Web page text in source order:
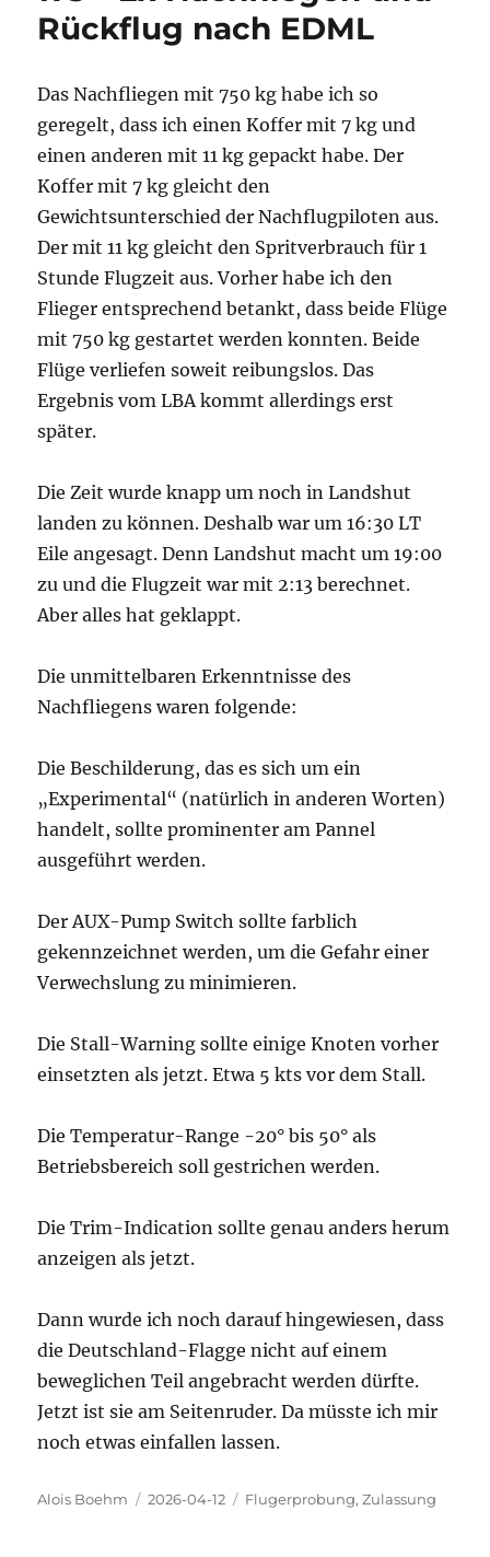
Rückflug nach EDML
Das Nachfliegen mit 750 kg habe ich so
geregelt, dass ich einen Koffer mit 7 kg und
einen anderen mit 11 kg gepackt habe. Der
Koffer mit 7 kg gleicht den
Gewichtsunterschied der Nachflugpiloten aus.
Der mit 11 kg gleicht den Spritverbrauch für 1
Stunde Flugzeit aus. Vorher habe ich den
Flieger entsprechend betankt, dass beide Flüge
mit 750 kg gestartet werden konnten. Beide
Flüge verliefen soweit reibungslos. Das
Ergebnis vom LBA kommt allerdings erst
später.
Die Zeit wurde knapp um noch in Landshut
landen zu können. Deshalb war um 16:30 LT
Eile angesagt. Denn Landshut macht um 19:00
zu und die Flugzeit war mit 2:13 berechnet.
Aber alles hat geklappt.
Die unmittelbaren Erkenntnisse des
Nachfliegens waren folgende:
Die Beschilderung, das es sich um ein
„Experimental“ (natürlich in anderen Worten)
handelt, sollte prominenter am Pannel
ausgeführt werden.
Der AUX-Pump Switch sollte farblich
gekennzeichnet werden, um die Gefahr einer
Verwechslung zu minimieren.
Die Stall-Warning sollte einige Knoten vorher
einsetzten als jetzt. Etwa 5 kts vor dem Stall.
Die Temperatur-Range -20° bis 50° als
Betriebsbereich soll gestrichen werden.
Die Trim-Indication sollte genau anders herum
anzeigen als jetzt.
Dann wurde ich noch darauf hingewiesen, dass
die Deutschland-Flagge nicht auf einem
beweglichen Teil angebracht werden dürfte.
Jetzt ist sie am Seitenruder. Da müsste ich mir
noch etwas einfallen lassen.
Autor
Alois Boehm
Veröffentlicht
2026-04-12 Kategorien
Flugerprobung,Zulassung